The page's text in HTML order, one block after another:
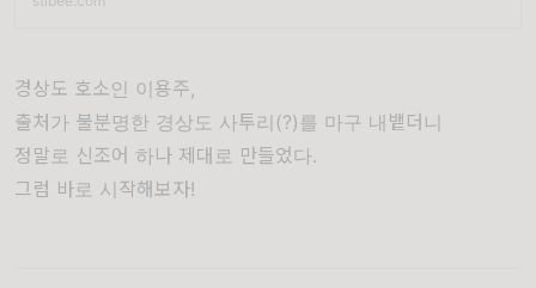
경상도 호소인 이용주,
출처가 불분명한 경상도 사투리(?)를 마구 내뱉더니
정말로 신조어 하나 제대로 만들었다.
그럼 바로 시작해보자!